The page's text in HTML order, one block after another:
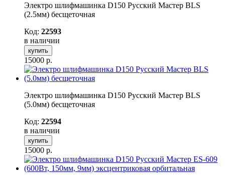
Электро шлифмашинка D150 Русский Мастер BLS
(2.5мм) бесщеточная
Код: 22593
в наличии
купить
15000 р.
Электро шлифмашинка D150 Русский Мастер BLS
(5.0мм) бесщеточная
Код: 22594
в наличии
купить
15000 р.